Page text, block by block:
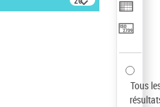
résultats/page
Tous